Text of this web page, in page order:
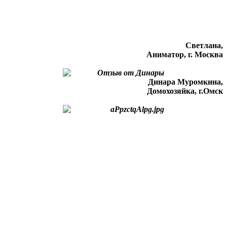
Светлана,
Аниматор, г. Москва
Динара Муромкина,
Домохозяйка, г.Омск